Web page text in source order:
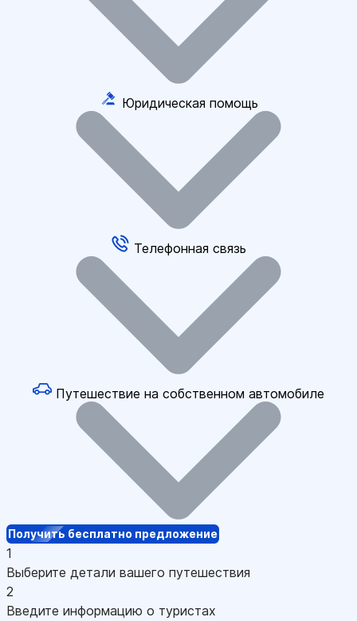
Юридическая помощь
Телефонная связь
Путешествие на собственном автомобиле
Получить бесплатно предложение
1
Выберите детали вашего путешествия
2
Введите информацию о туристах